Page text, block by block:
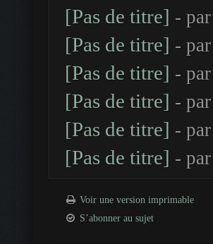
[Pas de titre] - par
[Pas de titre] - par
[Pas de titre] - par
[Pas de titre] - par
[Pas de titre] - par
[Pas de titre] - par
Voir une version imprimable
S’abonner au sujet